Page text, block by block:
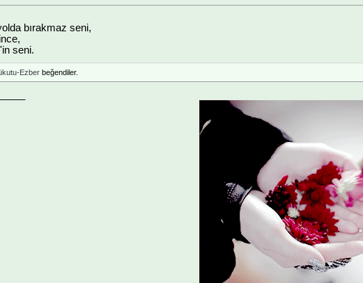
bırakmaz seni,
seni.
Ezber beğendiler.